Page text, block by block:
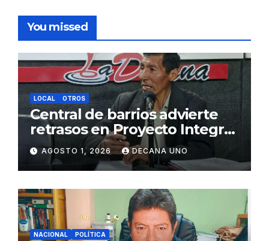
You missed
LOCAL OTROS
Central de barrios advierte
retrasos en Proyecto Integral
de Agua y Alcantarillado para
Juliaca
AGOSTO 1, 2026 DECANA UNO
NACIONAL POLÍTICA